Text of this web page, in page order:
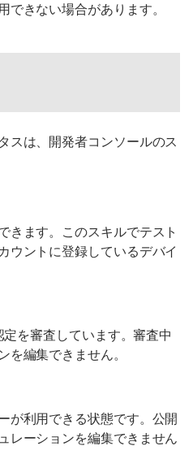
できない場合があります。
スは、開発者コンソールのス
きます。このスキルでテスト
ウントに登録しているデバイ
を審査しています。審査中
を編集できません。
が利用できる状態です。公開
レーションを編集できません